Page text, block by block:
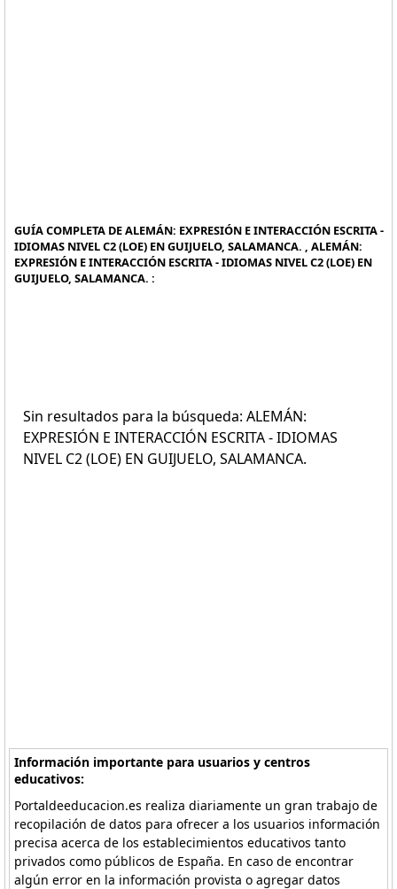
GUÍA COMPLETA DE ALEMÁN: EXPRESIÓN E INTERACCIÓN ESCRITA -
IDIOMAS NIVEL C2 (LOE) EN GUIJUELO, SALAMANCA. , ALEMÁN:
EXPRESIÓN E INTERACCIÓN ESCRITA - IDIOMAS NIVEL C2 (LOE) EN
GUIJUELO, SALAMANCA. :
Sin resultados para la búsqueda: ALEMÁN:
EXPRESIÓN E INTERACCIÓN ESCRITA - IDIOMAS
NIVEL C2 (LOE) EN GUIJUELO, SALAMANCA.
Información importante para usuarios y centros
educativos:
Portaldeeducacion.es realiza diariamente un gran trabajo de
recopilación de datos para ofrecer a los usuarios información
precisa acerca de los establecimientos educativos tanto
privados como públicos de España. En caso de encontrar
algún error en la información provista o agregar datos